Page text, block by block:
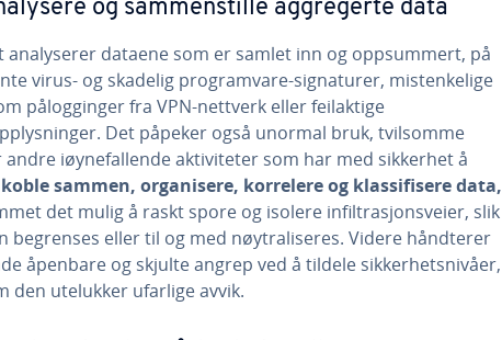
og sammenstille aggregerte data
analyserer dataene som er samlet inn og oppsummert, på
virus- og skadelig programvare-signaturer, mistenkelige
pålogginger fra VPN-nettverk eller feilaktige
Det påpeker også unormal bruk, tvilsomme
andre iøynefallende aktiviteter som har med sikkerhet å
koble sammen, organisere, korrelere og klassifisere data,
det mulig å raskt spore og isolere infiltrasjonsveier, slik
begrenses eller til og med nøytraliseres. Videre håndterer
åpenbare og skjulte angrep ved å tildele sikkerhetsnivåer,
den utelukker ufarlige avvik.